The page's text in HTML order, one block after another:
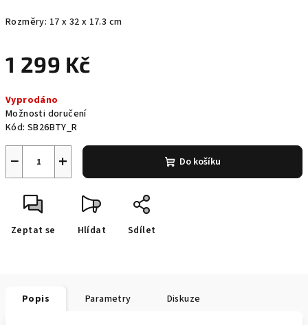
Rozměry: 17 x 32 x 17.3 cm
1 299 Kč
cena:
Vyprodáno
Možnosti doručení
Kód: SB26BTY_R
+
− Do košíku
Zeptat se Hlídat Sdílet
Popis Parametry Diskuze